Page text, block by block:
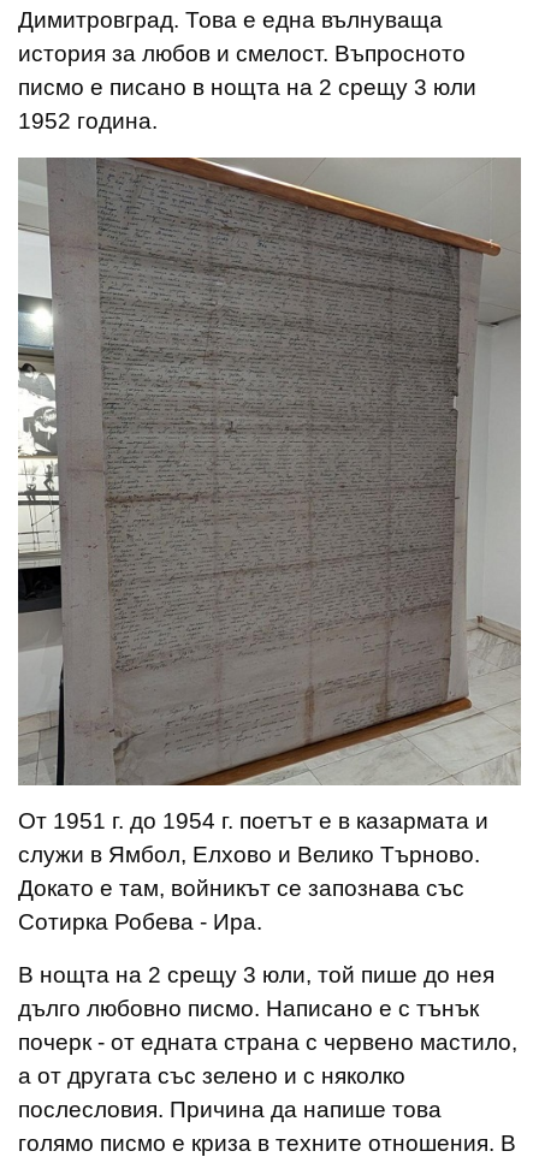
Димитровград. Това е една вълнуваща
история за любов и смелост. Въпросното
писмо е писано в нощта на 2 срещу 3 юли
1952 година.
От 1951 г. до 1954 г. поетът е в казармата и
служи в Ямбол, Елхово и Велико Търново.
Докато е там, войникът се запознава със
Сотирка Робева - Ира.
В нощта на 2 срещу 3 юли, той пише до нея
дълго любовно писмо. Написано е с тънък
почерк - от едната страна с червено мастило,
а от другата със зелено и с няколко
послесловия. Причина да напише това
голямо писмо е криза в техните отношения. В